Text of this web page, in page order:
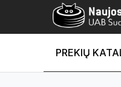
PREKIŲ